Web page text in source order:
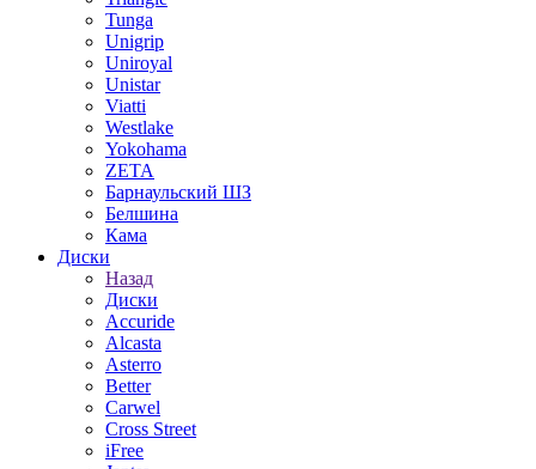
Tunga
Unigrip
Uniroyal
Unistar
Viatti
Westlake
Yokohama
ZETA
Барнаульский ШЗ
Белшина
Кама
Диски
Назад
Диски
Accuride
Alcasta
Asterro
Better
Carwel
Cross Street
iFree